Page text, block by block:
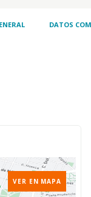
DATOS
VER EN MAPA